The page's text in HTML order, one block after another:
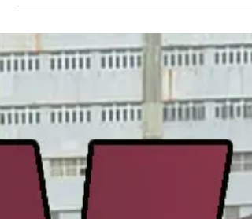
特 ✔️ 金屬質感，光線下層次分明 ✔️ 抗刮抗石擊，
日常更安心 ✔️ 自體修復塗層，細紋自動淡化 完工
效果🔥 唔誇張，但越睇越靚， 係識車之人先會欣
愛車 / NAMMI BOX 🇯🇵用料 / SVG INNO+
COLOR PPF (Galaxy Dark Green) 💰價格 / HKD